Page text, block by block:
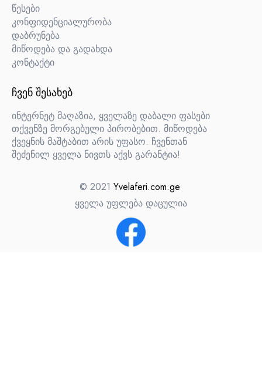
წესები
კონფიდენციალურობა
დაბრუნება
მიწოდება და გადახდა
კონტაქტი
ᲩᲕᲔᲜ ᲨᲔᲡᲐᲮᲔᲑ
ინტერნეტ მაღაზია, ყველაზე დაბალი ფასები
თქვენზე მორგებული პირობებით. მიწოდება
ქვეყნის მაშტაბით არის უფასო. ჩვენთან
შეძენილ ყველა ნივთს აქვს გარანტია!
© 2021 Yvelaferi.com.ge
ყველა უფლება დაცულია